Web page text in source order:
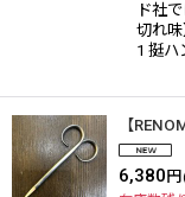
ド社
切れ
1 挺ハ
【
6,380 円